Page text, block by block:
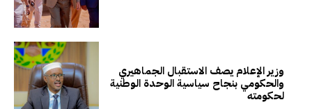
وزير الإعلام يصف الاستقبال الجماهيري
والحكومي بنجاح سياسية الوحدة الوطنية
لحكومته